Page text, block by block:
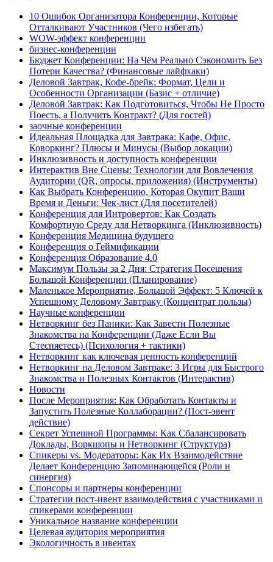
10 Ошибок Организатора Конференции, Которые
Отталкивают Участников (Чего избегать)
WOW-эффект конференции
бизнес-конференции
Бюджет Конференции: На Чём Реально Сэкономить Без
Потери Качества? (Финансовые лайфхаки)
Деловой Завтрак, Кофе-брейк: Формат, Цели и
Особенности Организации (Базис + отличие)
Деловой Завтрак: Как Подготовиться, Чтобы Не Просто
Поесть, а Получить Контракт? (Для гостей)
заочные конференции
Идеальная Площадка для Завтрака: Кафе, Офис,
Коворкинг? Плюсы и Минусы (Выбор локации)
Инклюзивность и доступность конференции
Интерактив Вне Сцены: Технологии для Вовлечения
Аудитории (QR, опросы, приложения) (Инструменты)
Как Выбрать Конференцию, Которая Окупит Ваши
Время и Деньги: Чек-лист (Для посетителей)
Конференция для Интровертов: Как Создать
Комфортную Среду для Нетворкинга (Инклюзивность)
Конференция Медицина будущего
Конференция о Геймификации
Конференция Образование 4.0
Максимум Пользы за 2 Дня: Стратегия Посещения
Большой Конференции (Планирование)
Маленькое Мероприятие, Большой Эффект: 5 Ключей к
Успешному Деловому Завтраку (Концентрат пользы)
Научные конференции
Нетворкинг без Паники: Как Завести Полезные
Знакомства на Конференции (Даже Если Вы
Стесняетесь) (Психология + тактики)
Нетворкинг как ключевая ценность конференций
Нетворкинг на Деловом Завтраке: 3 Игры для Быстрого
Знакомства и Полезных Контактов (Интерактив)
Новости
После Мероприятия: Как Обработать Контакты и
Запустить Полезные Коллаборации? (Пост-эвент
действие)
Секрет Успешной Программы: Как Сбалансировать
Доклады, Воркшопы и Нетворкинг (Структура)
Спикеры vs. Модераторы: Как Их Взаимодействие
Делает Конференцию Запоминающейся (Роли и
синергия)
Спонсоры и партнеры конференции
Стратегии пост-ивент взаимодействия с участниками и
спикерами конференции
Уникальное название конференции
Целевая аудитория мероприятия
Экологичность в ивентах